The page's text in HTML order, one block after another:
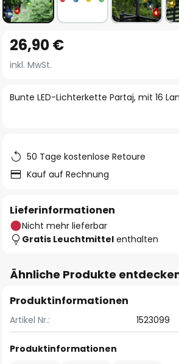
Anfang
der
springen
Bunte LED-Lichterkette Partaj, mit 16
26,90 €
inkl. MwSt.
50 Tage kostenlose Retoure
Kauf auf Rechnung
Lieferinformationen
Nicht mehr lieferbar
Gratis Leuchtmittel enthalten
Ähnliche Produkte
Produktinformationen
Artikel Nr.: 1523099
Produktinformationen